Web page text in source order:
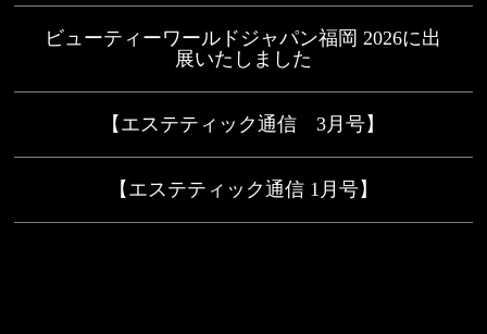
ビューティーワールドジャパン福岡 2026に出
展いたしました
【エステティック通信 3月号】
【エステティック通信 1月号】